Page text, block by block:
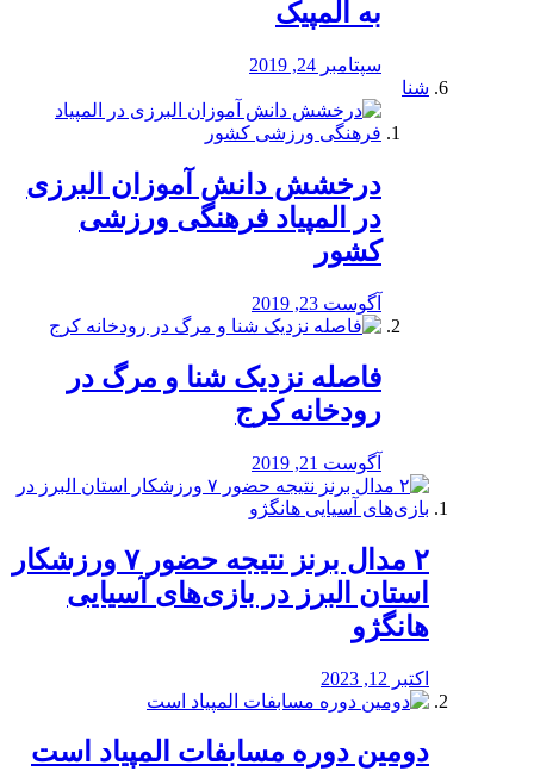
به المپیک
سپتامبر 24, 2019
شنا
درخشش دانش آموزان البرزی
در المپیاد فرهنگی ورزشی
کشور
آگوست 23, 2019
️فاصله نزدیک شنا و مرگ در
رودخانه کرج
آگوست 21, 2019
۲ مدال برنز نتیجه حضور ۷ ورزشکار
استان البرز در بازی‌های آسیایی
هانگژو
اکتبر 12, 2023
دومین دوره مسابفات المپیاد است